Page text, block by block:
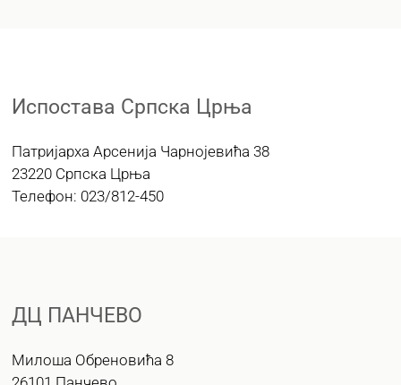
Испостава Српска Црња
Патријарха Арсенија Чарнојевића 38
23220 Српска Црња
Телефон: 023/812-450
ДЦ ПАНЧЕВО
Милоша Обреновића 8